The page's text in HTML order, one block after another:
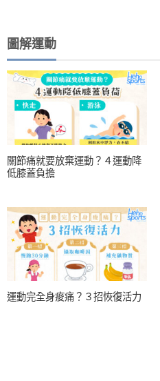
圖解運動
關節痛就要放棄運動？４運動降
低膝蓋負擔
運動完全身痠痛？３招恢復活力